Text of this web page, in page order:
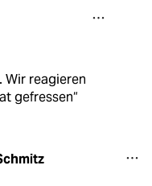
Wir reagieren
gefressen“